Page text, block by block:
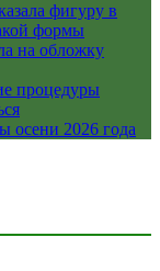
фигуру в
формы
на обложку
процедуры
осени 2026 года